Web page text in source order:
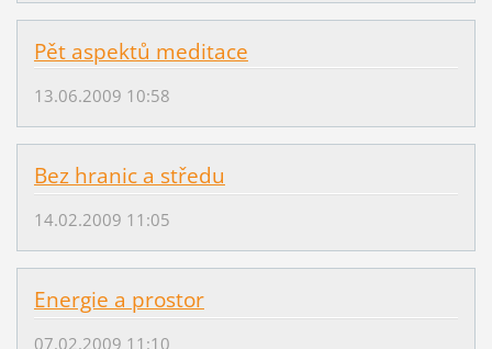
Pět aspektů meditace
13.06.2009 10:58
Bez hranic a středu
14.02.2009 11:05
Energie a prostor
07.02.2009 11:10